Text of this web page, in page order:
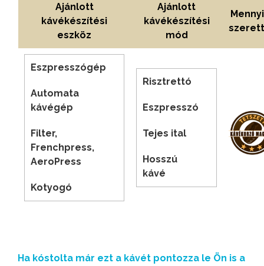
Ajánlott
kávékészítési
eszköz
Ajánlott
kávékészítési
mód
Eszpresszógép
Automata
kávégép
Filter,
Frenchpress,
AeroPress
Kotyogó
Risztrettó
Eszpresszó
Tejes ital
Hosszú
kávé
Ha kóstolta már ezt a kávét pontozza le Ön is a